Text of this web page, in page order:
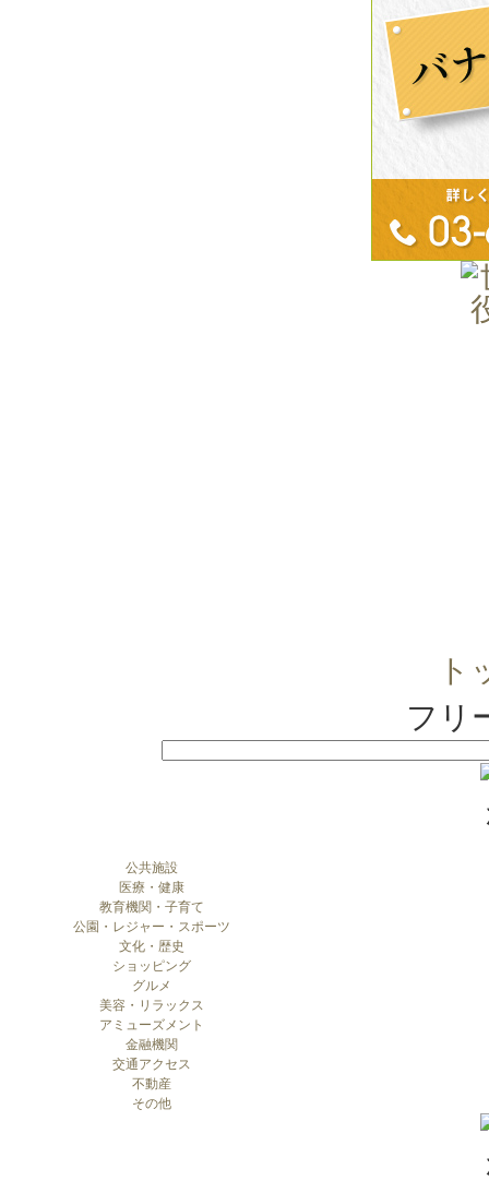
ト
フリ
公共施設
医療・健康
教育機関・子育て
公園・レジャー・スポーツ
文化・歴史
ショッピング
グルメ
美容・リラックス
アミューズメント
金融機関
交通アクセス
不動産
その他